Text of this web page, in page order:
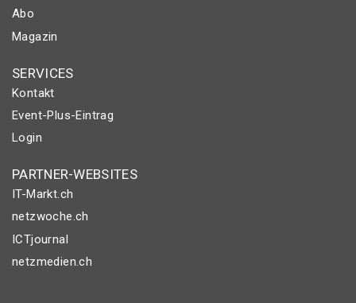
Abo
Magazin
SERVICES
Kontakt
Event-Plus-Eintrag
Login
PARTNER-WEBSITES
IT-Markt.ch
netzwoche.ch
ICTjournal
netzmedien.ch